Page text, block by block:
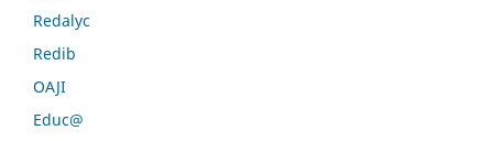
Redalyc
Redib
OAJI
Educ@